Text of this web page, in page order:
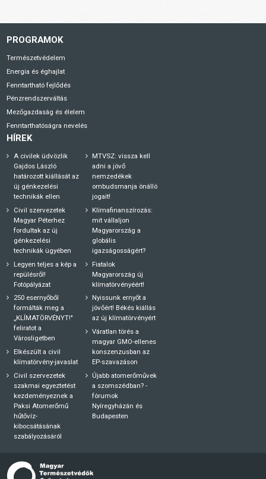
PROGRAMOK
Természetvédelem
Energia és éghajlat
Fenntartható fejlődés
Pénzrendszerváltás
Mezőgazdaság és élelem
Fenntarthatóságra nevelés
HÍREK
A civilek üdvözlik
Gajdos László
határozott kiállását az
új génkezelési
technikák ellen
Civil szervezetek
Magyar Péterhez
fordultak az új
génkezelési
technikák ügyében
Legyen teljes a kép a
repülésről!
Fotópályázat
250 esernyőből
formálták meg a
„KLÍMATÖRVÉNYT!"
feliratot a
Városligetben
Elkészült a civil
klímatörvény-javaslat
Civil szervezetek
szakmai egyeztetést
kezdeményeznek a
Paksi Atomerőmű
hűtővíz-
kibocsátásának
szabályozásáról
MTVSZ: vissza kell
adni a jövő
nemzedékek
ombudsmanja önálló
jogait!
Klímafinanszírozás:
mit vállaljon
Magyarország a
globális
igazságosságért?
Fiatalok
Magyarország új
klímatörvényéért!
Nyissunk ernyőt a
jövőért! Békés kiállás
az új klímatörvényért
Váratlan törés a
magyar GMO-ellenes
konszenzusban az
EP-szavazáson
Újabb atomerőművek
a szomszédban? -
fórumok
Nyíregyházán és
Budapesten